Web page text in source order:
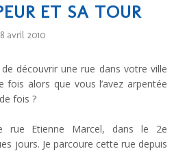
ET SA TOUR
avril 2010
découvrir une rue dans votre ville
fois alors que vous l’avez arpentée
fois ?
rue Etienne Marcel, dans le 2e
jours. Je parcoure cette rue depuis